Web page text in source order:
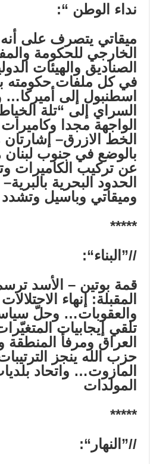
نداء الوطن “:
ميقاتي يتصرف على
الخارجي للحكومة
الصناديق والهيئات
في كل ملفات حكومته
اسطنبول إلى أميركا…
السراي إلى “تلة
الواجهة مجدا
الخط الازرق– إشارتان
بالوضع في جنوب
عن تركيب الكاميرات
الحدود البحرية بالبرية–
وميقاتي وباسيل وتشدد
*****
//” البناء“:
قمة بوتين – الأسد
المقبلة: إنهاء
والعقوبات… وحلّ
تلقي إيجابيات
العراق ومرفأ
حزب الله ينجز
المازوت… واتحاد
المولدات
*****
//” النهار “: